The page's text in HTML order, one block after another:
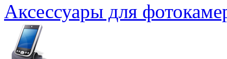
Аксессуары для